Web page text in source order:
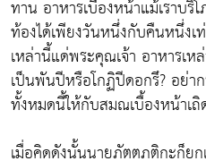
ทาน อาหารเบื้องหน้าแม้เราบริ
ท้องได้เพียงวันหนึ่งกับคืนหนึ่งเ
เหล่านี้แด่พระคุณเจ้า อาหารเห
เป็นพันปีหรือโกฏิปีดอกรึ? อย่า
ทั้งหมดนี้ให้กับสมณเบื้องหน้าเ
เมื่อคิดดังนั้นนายภัตตภติกะก็ย